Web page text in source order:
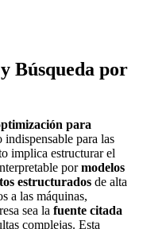
Búsqueda por
para
indispensable para las
implica estructurar el
pormodelos
estructurados de alta
a las máquinas,
sea la fuente citada
complejas. Esta